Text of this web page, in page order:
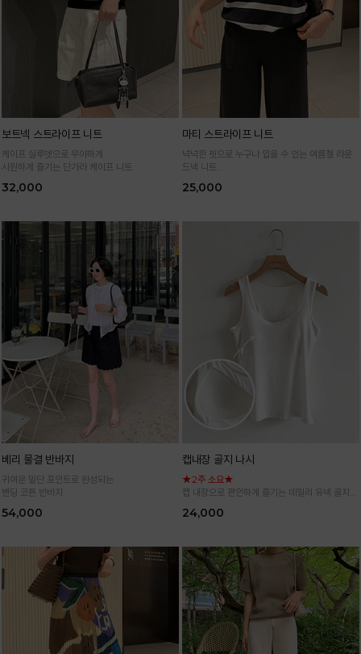
보트넥 스트라이프 니트
케이프 실루엣으로 우아하게
시원하게 즐기는 단가라 케이프 니트
32,000
마티 스트라이프 니트
넉넉한 핏으로 누구나 입을 수 있는 여름철 라운
드넥 니트
입어요
25,000
베리 물결 반바지
귀여운 밑단 포인트로 완성되는
밴딩 코튼 반바지
54,000
캡내장 골지 나시
★2주 소요★
캡 내장으로 편안하게 즐기는 데일리 유넥 골지
24,000